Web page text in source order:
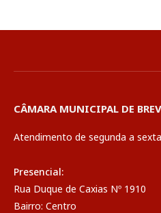
CÂMARA MUNICIPAL DE
Atendimento de segunda a
Presencial:
Rua Duque de Caxias Nº 1910
Bairro: Centro